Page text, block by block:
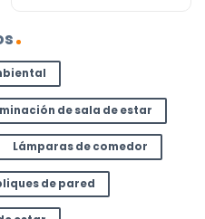
de sala de estar
Lámparas de comedor
de pared